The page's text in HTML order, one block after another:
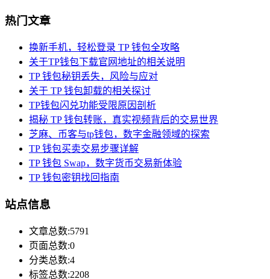
热门文章
换新手机，轻松登录 TP 钱包全攻略
关于TP钱包下载官网地址的相关说明
TP 钱包秘钥丢失，风险与应对
关于 TP 钱包卸载的相关探讨
TP钱包闪兑功能受限原因剖析
揭秘 TP 钱包转账，真实视频背后的交易世界
芝麻、币客与tp钱包，数字金融领域的探索
TP 钱包买卖交易步骤详解
TP 钱包 Swap，数字货币交易新体验
TP 钱包密钥找回指南
站点信息
文章总数:5791
页面总数:0
分类总数:4
标签总数:2208